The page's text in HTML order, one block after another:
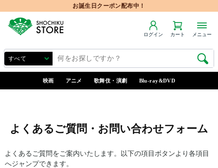
お誕生日クーポン配布中！
ログイン カート メニュー
映画 アニメ 歌舞伎・演劇 Blu-ray&DVD
よくあるご質問・お問い合わせフォーム
よくあるご質問をご案内いたします。以下の項目ボタンより各項目
へジャンプできます。